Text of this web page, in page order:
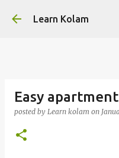
Learn Kolam
Easy
posted by Learn kolam on